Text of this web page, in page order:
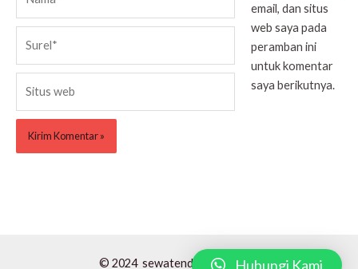
web
email, dan situs
web saya pada
peramban ini
untuk komentar
saya berikutnya.
© 2024 sewatendaroders.comHubungi Kami